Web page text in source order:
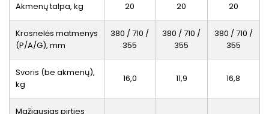
Akmenų talpa, kg 20 20 20
Krosnelės matmenys
(P/A/G), mm
380 / 710 /
355
380 / 710 /
355
380 / 710 /
355
Svoris (be akmenų),
kg
16,0 11,9 16,8
Mažiausias pirties